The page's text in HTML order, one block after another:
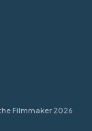
Filmmaker 2026